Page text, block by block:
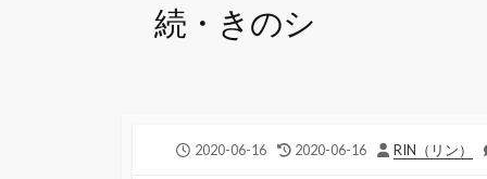
続・きのシ
公
2020-06-16
最
2020-06-16
投
RIN（リン）